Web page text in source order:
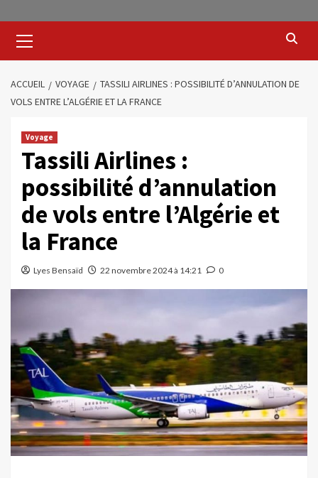
ACCUEIL VOYAGE
TASSILI AIRLINES : POSSIBILITÉ D’ANNULATION DE
VOLS ENTRE L’ALGÉRIE ET LA FRANCE
Voyage
Tassili Airlines :
possibilité d’annulation
de vols entre l’Algérie et
la France
Lyes Bensaïd 22 novembre 2024 à 14:21 0